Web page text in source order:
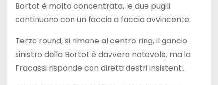
Bortot è molto concentrata, le due pugili
continuano con un faccia a faccia avvincente.
Terzo round, si rimane al centro ring, il gancio
sinistro della Bortot è davvero notevole, ma la
Fracassi risponde con diretti destri insistenti.